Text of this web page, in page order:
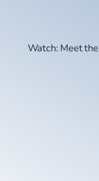
Watch: Meet